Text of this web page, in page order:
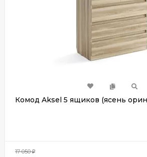
Комод Aksel 5 ящиков (ясень
17 050₽